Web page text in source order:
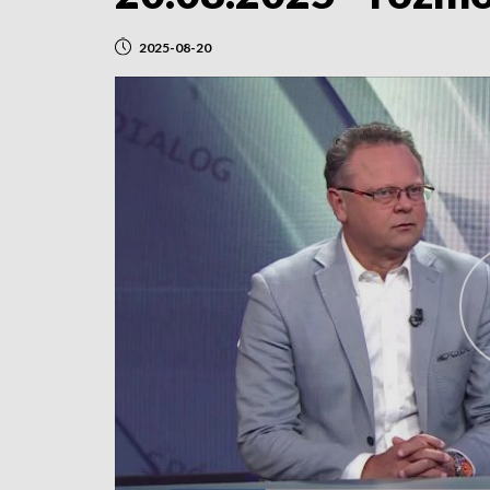
2025-08-20